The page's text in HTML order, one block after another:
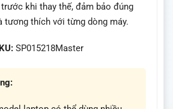
khi thay thế, đảm bảo đúng
tương thích với từng dòng máy.
SP015218Master